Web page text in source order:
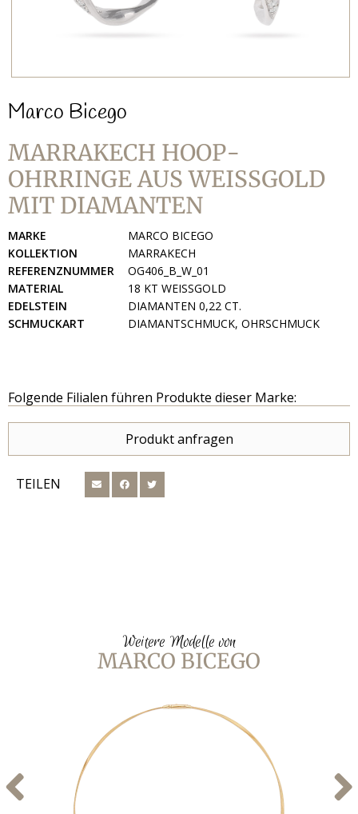
Marco Bicego
MARRAKECH HOOP-
OHRRINGE AUS WEISSGOLD M
IT DIAMANTEN
MARKE
MARCO BICEGO
KOLLEKTION
MARRAKECH
REFERENZNUMMER
OG406_B_W_01
MATERIAL
18 KT WEISSGOLD
EDELSTEIN
DIAMANTEN 0,22 CT.
SCHMUCKART
DIAMANTSCHMUCK, OHRSCHMUCK
Folgende Filialen führen Produkte dieser Marke:
Produkt anfragen
TEILEN
Weitere Modelle von
MARCO BICEGO